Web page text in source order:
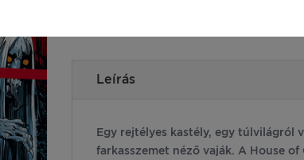
Leírás
Egy rejtélyes kastély, egy túlvilágról
farkasszemet néző vaják. A House